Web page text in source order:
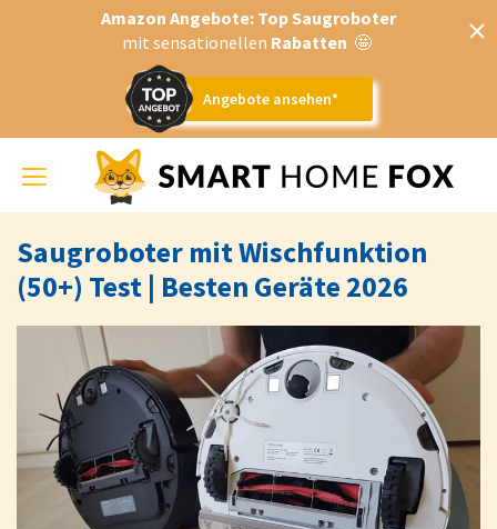
Amazon Angebote: Top Saugroboter
mit sensationellen Rabatten 🤩
Angebote ansehen*
Toggle
navigation
Saugroboter mit Wischfunktion
(50+) Test | Besten Geräte 2026